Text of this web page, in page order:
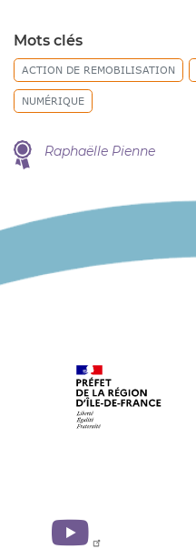
Mots clés
ACTION DE REMOBILISATION
NUMÉRIQUE
Raphaëlle Pienne